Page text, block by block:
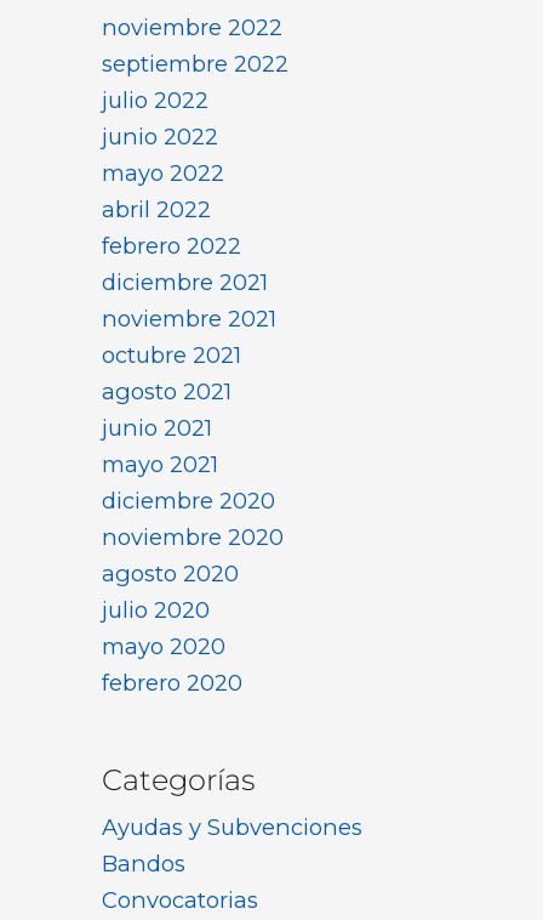
noviembre 2022
septiembre 2022
julio 2022
junio 2022
mayo 2022
abril 2022
febrero 2022
diciembre 2021
noviembre 2021
octubre 2021
agosto 2021
junio 2021
mayo 2021
diciembre 2020
noviembre 2020
agosto 2020
julio 2020
mayo 2020
febrero 2020
Categorías
Ayudas y Subvenciones
Bandos
Convocatorias